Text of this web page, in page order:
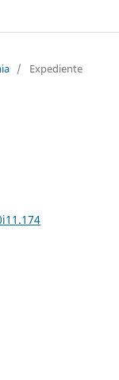
/ Expediente